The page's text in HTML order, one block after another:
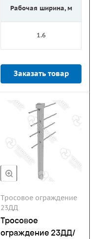
Рабочая ширина, м
1.6
Заказать товар
Тросовое ограждение
23ДД
Тросовое
ограждение 23ДД/